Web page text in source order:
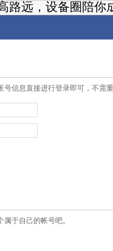
路远，设备圈陪你
信息直接进行登录即可，不需
于自己的帐号吧。